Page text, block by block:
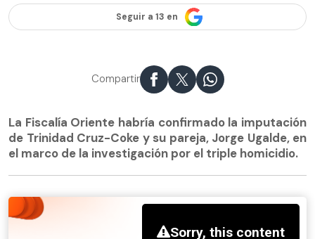
Seguir a 13 en
Compartir
La Fiscalía Oriente habría confirmado la imputación
de Trinidad Cruz-Coke y su pareja, Jorge Ugalde, en
el marco de la investigación por el triple homicidio.